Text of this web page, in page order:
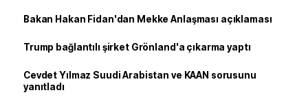
Bakan Hakan Fidan'dan Mekke Anlaşması açıklaması
Trump bağlantılı şirket Grönland'a çıkarma yaptı
Cevdet Yılmaz Suudi Arabistan ve KAAN sorusunu
yanıtladı